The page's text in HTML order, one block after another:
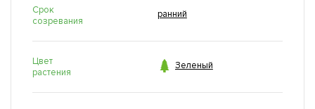
Срок
созревания
ранний
Цвет
растения
 Зеленый